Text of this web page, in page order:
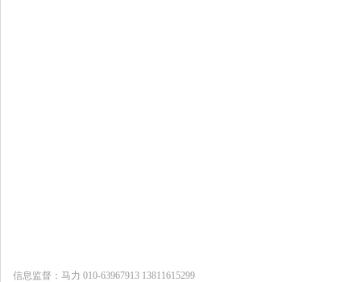
信息监督：马力 010-63967913 13811615299